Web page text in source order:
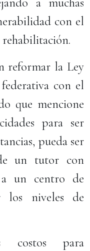
con el
rehabilitación.
reformar la Ley
con el
que mencione
para ser
pueda ser
un tutor con
a un centro de
los niveles de
costos para